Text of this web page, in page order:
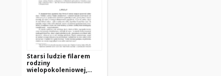
Starsi ludzie filarem
rodziny
wielopokoleniowej,